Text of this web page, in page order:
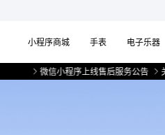
小程序商城 手表 电子乐器
微信小程序上线售后服务公告 关于部分